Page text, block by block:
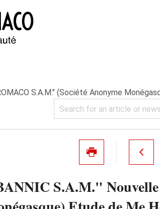
S.A.M." (Société Anonyme
S.A.M." Nouvelle